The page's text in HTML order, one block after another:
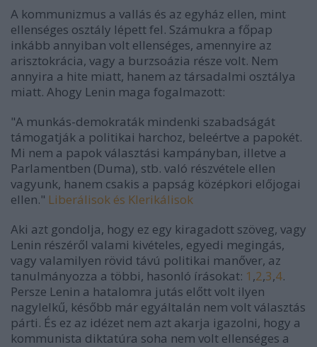
A kommunizmus a vallás és az egyház ellen, mint
ellenséges osztály lépett fel. Számukra a főpap
inkább annyiban volt ellenséges, amennyire az
arisztokrácia, vagy a burzsoázia része volt. Nem
annyira a hite miatt, hanem az társadalmi osztálya
miatt. Ahogy Lenin maga fogalmazott:
"A munkás-demokraták mindenki szabadságát
támogatják a politikai harchoz, beleértve a papokét.
Mi nem a papok választási kampányban, illetve a
Parlamentben (Duma), stb. való részvétele ellen
vagyunk, hanem csakis a papság középkori előjogai
ellen." Liberálisok és Klerikálisok
Aki azt gondolja, hogy ez egy kiragadott szöveg, vagy
Lenin részéről valami kivételes, egyedi megingás,
vagy valamilyen rövid távú politikai manőver, az
tanulmányozza a többi, hasonló írásokat: 1 ,2,3,4.
Persze Lenin a hatalomra jutás előtt volt ilyen
nagylelkű, később már egyáltalán nem volt választás
párti. És ez az idézet nem azt akarja igazolni, hogy a
kommunista diktatúra soha nem volt ellenséges a